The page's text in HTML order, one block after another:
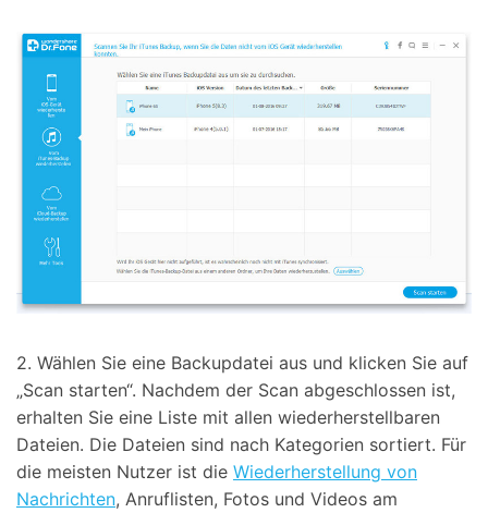
2. Wählen Sie eine Backupdatei aus und klicken Sie auf
„Scan starten“. Nachdem der Scan abgeschlossen ist,
erhalten Sie eine Liste mit allen wiederherstellbaren
Dateien. Die Dateien sind nach Kategorien sortiert. Für
die meisten Nutzer ist die Wiederherstellung von
Nachrichten, Anruflisten, Fotos und Videos am